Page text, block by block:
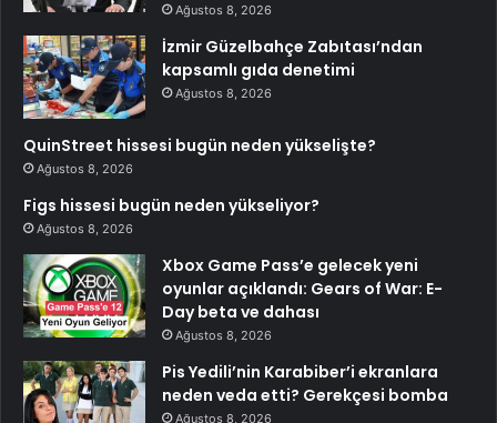
Ağustos 8, 2026
İzmir Güzelbahçe Zabıtası’ndan
kapsamlı gıda denetimi
Ağustos 8, 2026
QuinStreet hissesi bugün neden yükselişte?
Ağustos 8, 2026
Figs hissesi bugün neden yükseliyor?
Ağustos 8, 2026
Xbox Game Pass’e gelecek yeni
oyunlar açıklandı: Gears of War: E-
Day beta ve dahası
Ağustos 8, 2026
Pis Yedili’nin Karabiber’i ekranlara
neden veda etti? Gerekçesi bomba
Ağustos 8, 2026